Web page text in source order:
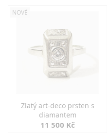
NOVÉ
Zlatý art-deco prsten s
diamantem
11 500 Kč